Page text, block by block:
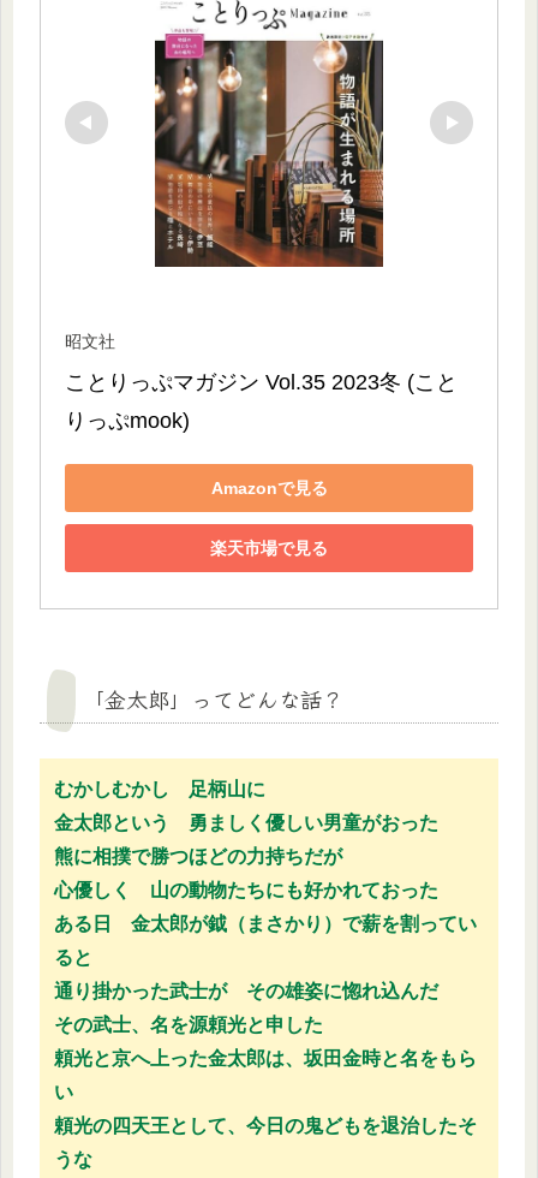
昭文社
ことりっぷマガジン Vol.35 2023冬 (こと
りっぷmook)
Amazonで見る
楽天市場で見る
「金太郎」ってどんな話？
むかしむかし 足柄山に
金太郎という 勇ましく優しい男童がおった
熊に相撲で勝つほどの力持ちだが
心優しく 山の動物たちにも好かれておった
ある日 金太郎が鉞（まさかり）で薪を割ってい
ると
通り掛かった武士が その雄姿に惚れ込んだ
その武士、名を源頼光と申した
頼光と京へ上った金太郎は、坂田金時と名をもら
い
頼光の四天王として、今日の鬼どもを退治したそ
うな